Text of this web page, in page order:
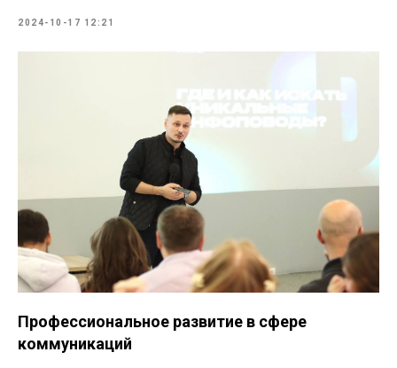
2024-10-17 12:21
Профессиональное развитие в сфере
коммуникаций